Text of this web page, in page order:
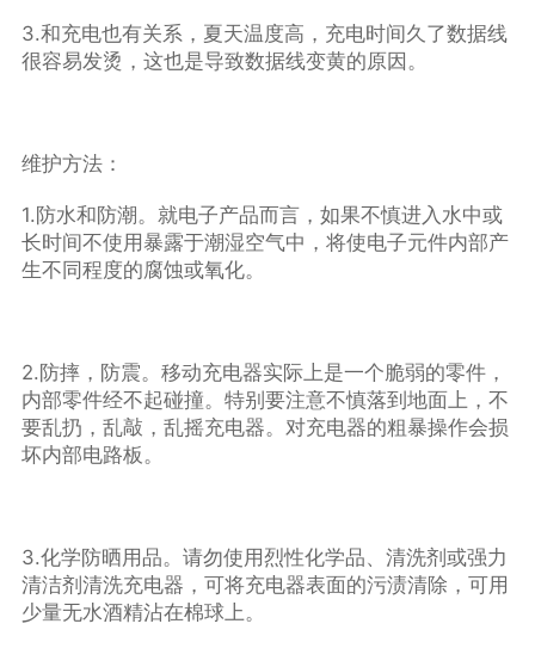
3.和充电也有关系，夏天温度高，充电时间久了数据线
很容易发烫，这也是导致数据线变黄的原因。
维护方法：
1.防水和防潮。就电子产品而言，如果不慎进入水中或
长时间不使用暴露于潮湿空气中，将使电子元件内部产
生不同程度的腐蚀或氧化。
2.防摔，防震。移动充电器实际上是一个脆弱的零件，
内部零件经不起碰撞。特别要注意不慎落到地面上，不
要乱扔，乱敲，乱摇充电器。对充电器的粗暴操作会损
坏内部电路板。
3.化学防晒用品。请勿使用烈性化学品、清洗剂或强力
清洁剂清洗充电器，可将充电器表面的污渍清除，可用
少量无水酒精沾在棉球上。